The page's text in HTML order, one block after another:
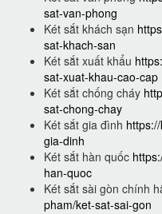
sat-van-phong
Két sắt khách sạn
sat-khach-san
Két sắt xuất khẩu
sat-xuat-khau-cao-cap
Két sắt chống cháy
sat-chong-chay
Két sắt gia đình
gia-dinh
Két sắt hàn quốc
han-quoc
Két sắt sài gòn chính
pham/ket-sat-sai-gon